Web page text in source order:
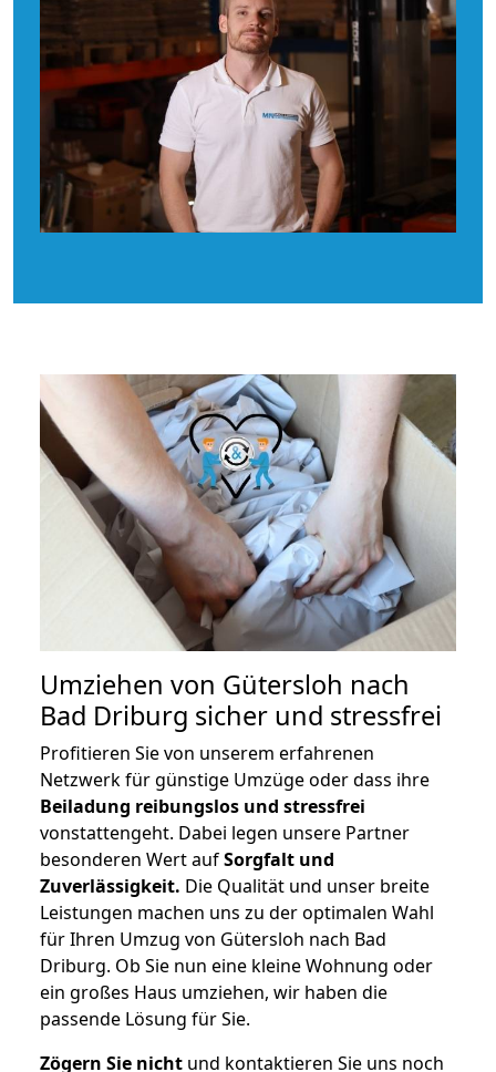
Umziehen von Gütersloh nach
Bad Driburg sicher und stressfrei
Profitieren Sie von unserem erfahrenen
Netzwerk für günstige Umzüge oder dass ihre
Beiladung reibungslos und stressfrei
vonstattengeht. Dabei legen unsere Partner
besonderen Wert aufSorgfalt und
Zuverlässigkeit. Die Qualität und unser breite
Leistungen machen uns zu der optimalen Wahl
für Ihren Umzug von Gütersloh nach Bad
Driburg. Ob Sie nun eine kleine Wohnung oder
ein großes Haus umziehen, wir haben die
passende Lösung für Sie.
Zögern Sie nicht und kontaktieren Sie uns noch